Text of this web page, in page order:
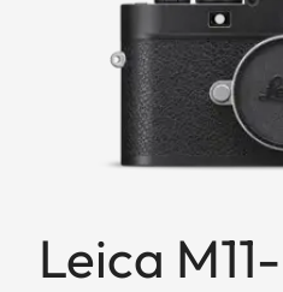
Leica